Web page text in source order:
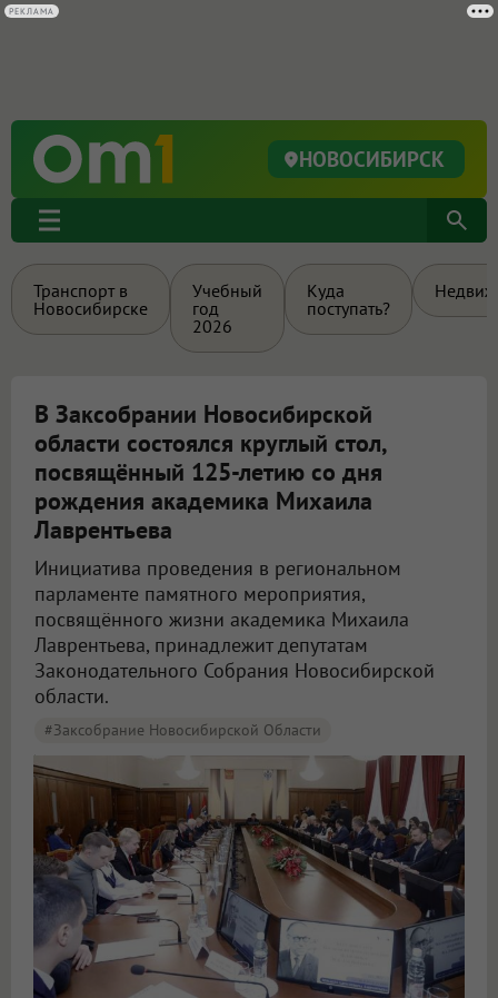
НОВОСИБИРСК
Транспорт в
Новосибирске
Учебный
год
2026
Куда
поступать?
В Заксобрании Новосибирской
области состоялся круглый стол,
посвящённый 125-летию со дня
рождения академика Михаила
Лаврентьева
Инициатива проведения в региональном
парламенте памятного мероприятия,
посвящённого жизни академика Михаила
Лаврентьева, принадлежит депутатам
Законодательного Собрания Новосибирской
области.
#Заксобрание Новосибирской Области
РЕКЛАМА